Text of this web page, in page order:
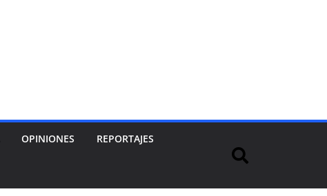
OPINIONES REPORTAJES